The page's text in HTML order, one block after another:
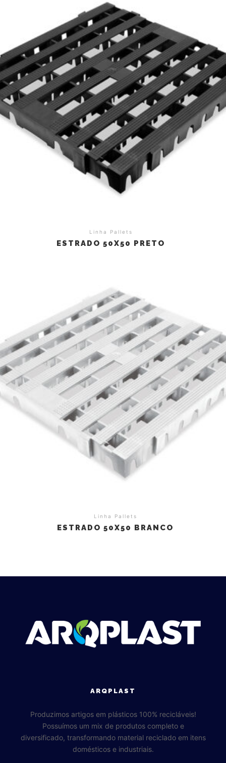
Linha Pallets
ESTRADO 50X50 PRETO
Linha Pallets
ESTRADO 50X50 BRANCO
ARQPLAST
Produzimos artigos em plásticos 100% recicláveis!
Possuímos um mix de produtos completo e
diversificado, transformando material reciclado em itens
domésticos e industriais.